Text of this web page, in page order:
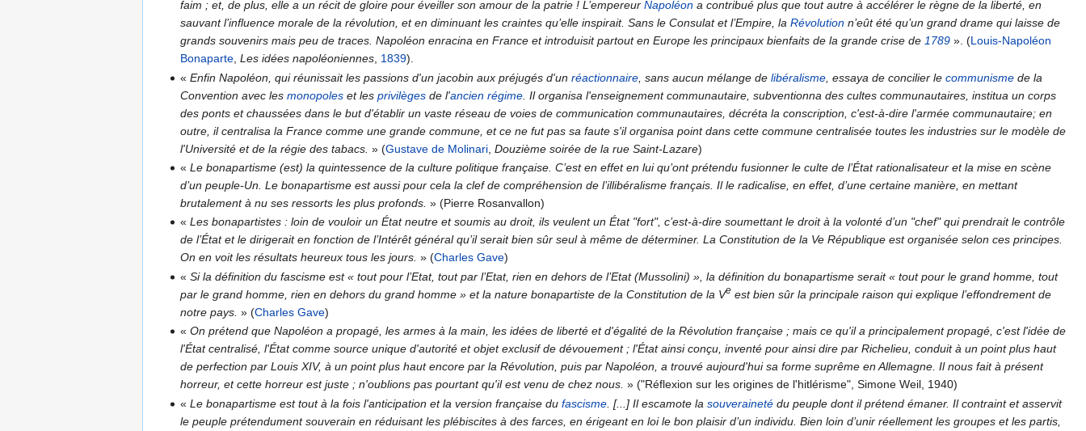
faim ; et, de plus, elle a un récit de gloire pour éveiller son amour de la patrie ! L’empereurNapoléon a contribué plus que tout autre à accélérer le règne de la liberté, en
sauvant l’influence morale de la révolution, et en diminuant les craintes qu’elle inspirait. Sans le Consulat et l’Empire, laRévolution n’eût été qu’un grand drame qui laisse de
grands souvenirs mais peu de traces. Napoléon enracina en France et introduisit partout en Europe les principaux bienfaits de la grande crise de 1789 » . (Louis-Napoléon
Bonaparte ,Les idées napoléoniennes 1839).
«Enfin Napoléon, qui réunissait les passions d'un jacobin aux préjugés d'unréactionnaire , sans aucun mélange delibéralisme , essaya de concilier lecommunisme de la
Convention avec lesmonopoles et lesprivilèges de l'ancien régime . Il organisa l'enseignement communautaire, subventionna des cultes communautaires, institua un corps
des ponts et chaussées dans le but d'établir un vaste réseau de voies de communication communautaires, décréta la conscription, c'est-à-dire l'armée communautaire; en
outre, il centralisa la France comme une grande commune, et ce ne fut pas sa faute s'il organisa point dans cette commune centralisée toutes les industries sur le modèle de
l'Université et de la régie des tabacs. » (Gustave de Molinari ,Douzième soirée de la rue Saint-Lazare)
«Le bonapartisme (est) la quintessence de la culture politique française. C’est en effet en lui qu’ont prétendu fusionner le culte de l’État rationalisateur et la mise en scène
d’un peuple-Un. Le bonapartisme est aussi pour cela la clef de compréhension de l’illibéralisme français. Il le radicalise, en effet, d’une certaine manière, en mettant
brutalement à nu ses ressorts les plus profonds. » (Pierre Rosanvallon)
«Les bonapartistes : loin de vouloir un État neutre et soumis au droit, ils veulent un État "fort", c’est-à-dire soumettant le droit à la volonté d’un "chef" qui prendrait le contrôle
de l’État et le dirigerait en fonction de l’Intérêt général qu’il serait bien sûr seul à même de déterminer. La Constitution de la Ve République est organisée selon ces principes.
On en voit les résultats heureux tous les jours. » (Charles Gave)
«Si la définition du fascisme est « tout pour l’Etat, tout par l’Etat, rien en dehors de l’Etat (Mussolini) », la définition du bonapartisme serait « tout pour le grand homme, tout
par le grand homme, rien en dehors du grand homme » et la nature bonapartiste de la Constitution de la Ve est bien sûr la principale raison qui explique l’effondrement de
notre pays. » (Charles Gave)
«On prétend que Napoléon a propagé, les armes à la main, les idées de liberté et d'égalité de la Révolution française ; mais ce qu'il a principalement propagé, c'est l'idée de
l'État centralisé, l'État comme source unique d'autorité et objet exclusif de dévouement ; l'État ainsi conçu, inventé pour ainsi dire par Richelieu, conduit à un point plus haut
de perfection par Louis XIV, à un point plus haut encore par la Révolution, puis par Napoléon, a trouvé aujourd'hui sa forme suprême en Allemagne. Il nous fait à présent
horreur, et cette horreur est juste ; n'oublions pas pourtant qu'il est venu de chez nous. » ("Réflexion sur les origines de l'hitlérisme", Simone Weil, 1940)
«Le bonapartisme est tout à la fois l'anticipation et la version française dufascisme . [...] Il escamote lasouveraineté du peuple dont il prétend émaner. Il contraint et asservit
le peuple prétendument souverain en réduisant les plébiscites à des farces, en érigeant en loi le bon plaisir d’un individu. Bien loin d’unir réellement les groupes et les partis,